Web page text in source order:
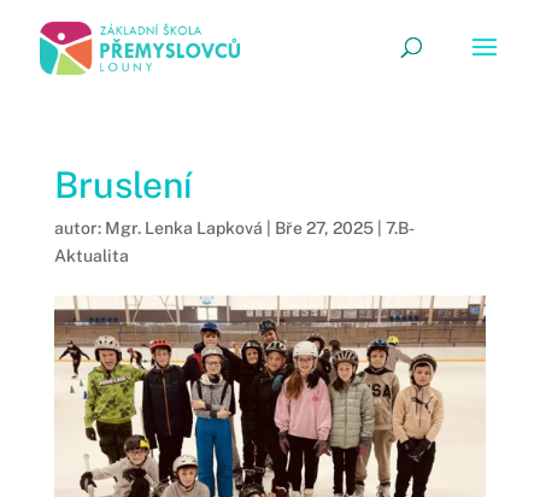
Bruslení
autor: Mgr. Lenka Lapková Bře 27, 2025| 7.B-
Aktualita